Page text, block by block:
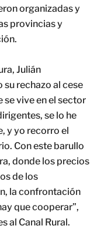
organizadas y
provincias y
Julián
rechazo al cese
se vive en el sector
se lo he
y yo recorro el
Con este barullo
donde los precios
de los
la confrontación
que cooperar”,
al Canal Rural.